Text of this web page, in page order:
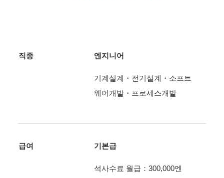
직종 엔지니어
기계설계・전기설계・소프트
웨어개발・프로세스개발
급여 기본급
석사수료 월급：300,000엔